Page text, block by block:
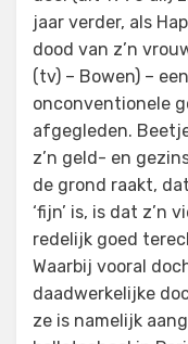
jaar verder, als
dood van z’n
(tv) – Bowen) –
onconventionele
afgegleden.
z’n geld- en
de grond raakt,
‘fijn’ is, is dat z’n
redelijk goed
Waarbij vooral
daadwerkelijke
ze is namelijk